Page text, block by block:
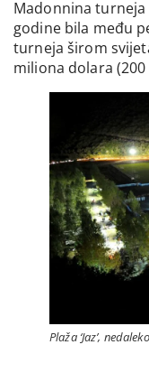
Madonnina turneja
godine bila među
turneja širom
miliona dolara
Plaža ‘Jaz’,